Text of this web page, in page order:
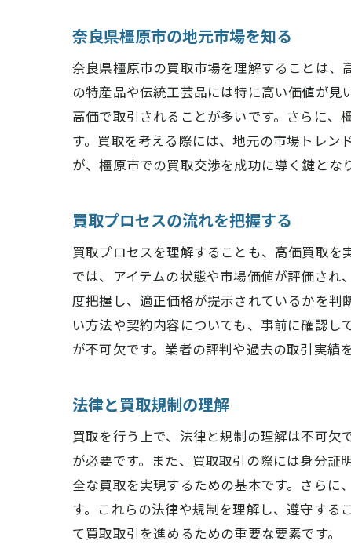
奈良県橿原市の地元市場を知る
奈良県橿原市の買取市場を理解することは
の特産品や伝統工芸品には特に高い価値が見
高価で取引されることが多いです。さらに
す。買取を考える際には、地元の市場トレン
が、橿原市での買取交渉を成功に導く鍵とな
買取プロセスの流れを把握する
買取プロセスを理解することも、高価買取
では、アイテムの状態や市場価値が評価さ
度把握し、適正価格が提示されているかを判
い方法や契約内容についても、事前に確認
が不可欠です。業者の評判や過去の取引実績
法律と買取規制の理解
買取を行う上で、法律と規制の理解は不可
が必要です。また、買取取引の際には身分
全な買取を実現するための基本です。さら
す。これらの法律や規制を理解し、遵守する
て買取取引を進めるための重要な要素です。